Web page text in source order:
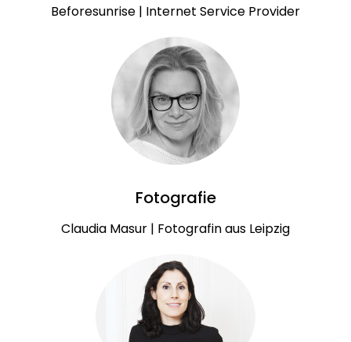
Beforesunrise | Internet Service Provider
Fotografie
Claudia Masur | Fotografin aus Leipzig